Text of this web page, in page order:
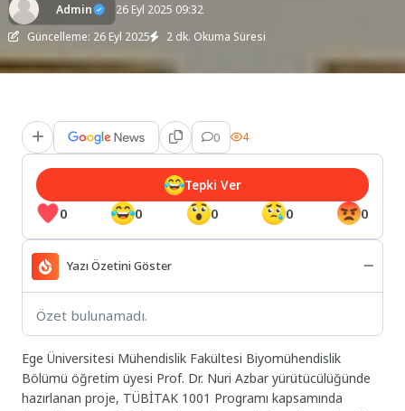
Admin
26 Eyl 2025 09:32
Güncelleme: 26 Eyl 2025
2 dk. Okuma Süresi
0 4
0 0 0 0 0
Tepki Ver
Yazı Özetini Göster
Özet bulunamadı.
Ege Üniversitesi Mühendislik Fakültesi Biyomühendislik
Bölümü öğretim üyesi Prof. Dr. Nuri Azbar yürütücülüğünde
hazırlanan proje, TÜBİTAK 1001 Programı kapsamında